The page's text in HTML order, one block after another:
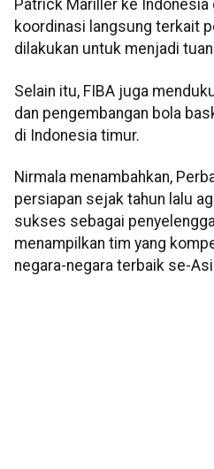
Patrick Mariller ke Indonesia
koordinasi langsung terkait
dilakukan untuk menjadi
Selain itu, FIBA juga
dan pengembangan bola
di Indonesia timur.
Nirmala menambahkan,
persiapan sejak tahun lalu
sukses sebagai
menampilkan tim yang
negara-negara terbaik se-